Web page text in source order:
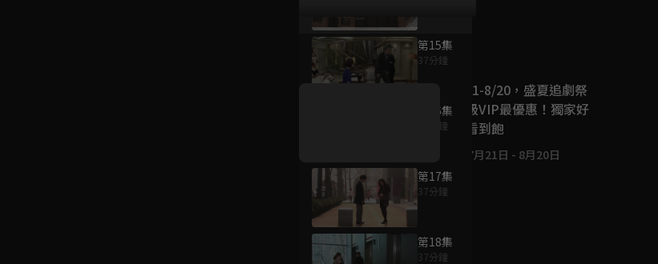
第15集
37分鐘
第16集
37分鐘
第17集
37分鐘
第18集
37分鐘
好康資訊
7/21-8/20，盛夏追劇祭
升級VIP最優惠！獨家好
戲看到飽
7月21日 - 8月20日